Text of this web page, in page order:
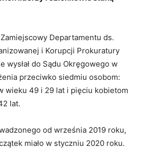
Departamentu ds.
i Korupcji Prokuratury
wysłał do Sądu Okręgowego w
przeciwko siedmiu osobom:
wieku 49 i 29 lat i pięciu kobietom
lat.
od września 2019 roku,
miało w styczniu 2020 roku.